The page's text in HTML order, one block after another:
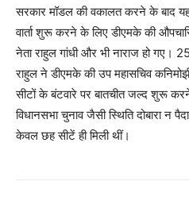
सरकार मॉडल की वकालत करने के बाद
वार्ता शुरू करने के लिए डीएमके की
नेता राहुल गांधी और भी नाराज हो गए।
राहुल ने डीएमके की उप महासचिव
सीटों के बंटवारे पर बातचीत जल्द शुरू
विधानसभा चुनाव जैसी स्थिति दोबारा न
केवल छह सीटें ही मिली थीं।